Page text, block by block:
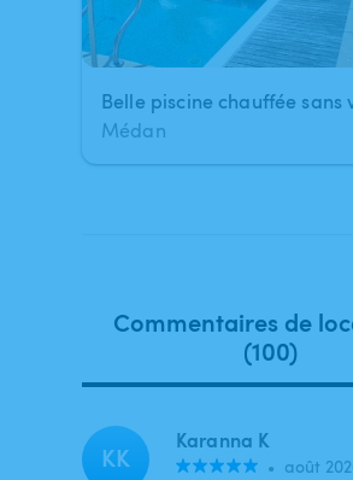
Médan
Commentaires de
(100)
KK Karanna K
• août